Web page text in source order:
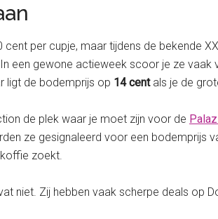
per cupje, maar tijdens de bekende
een gewone actieweek scoor je ze vaak
ligt de bodemprijs op 14 centals je de
de plek waar je moet zijn voor de
ze gesignaleerd voor een bodemprijs
zoekt.
niet. Zij hebben vaak scherpe deals op